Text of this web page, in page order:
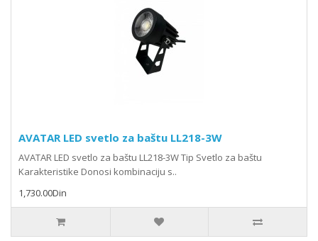
AVATAR LED svetlo za baštu LL218-3W
AVATAR LED svetlo za baštu LL218-3W Tip Svetlo za baštu
Karakteristike Donosi kombinaciju s..
1,730.00Din